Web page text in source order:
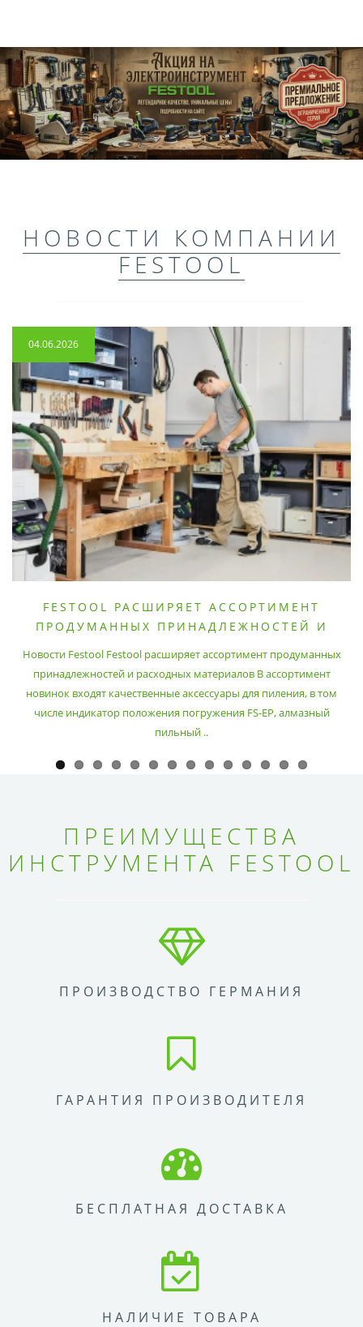
НОВОСТИ КОМПАНИИ
FESTOOL
04.06.2026
FESTOOL РАСШИРЯЕТ АССОРТИМЕНТ
ПРОДУМАННЫХ ПРИНАДЛЕЖНОСТЕЙ И
Новости Festool Festool расширяет ассортимент продуманных
принадлежностей и расходных материалов В ассортимент
новинок входят качественные аксессуары для пиления, в том
числе индикатор положения погружения FS-EP, алмазный
пильный ..
ПРЕИМУЩЕСТВА
ИНСТРУМЕНТА FESTOOL
ПРОИЗВОДСТВО ГЕРМАНИЯ
ГАРАНТИЯ ПРОИЗВОДИТЕЛЯ
БЕСПЛАТНАЯ ДОСТАВКА
НАЛИЧИЕ ТОВАРА